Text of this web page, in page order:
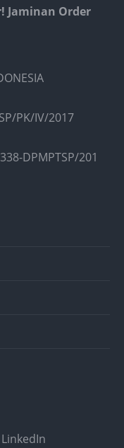
Jaminan Order
PK/IV/2017
DPMPTSP/201